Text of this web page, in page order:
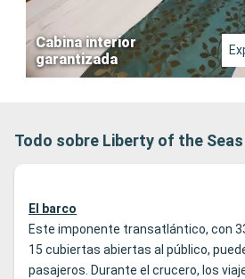
Cabina interior
garantizada
Todo sobre Liberty of the Seas
El barco
Este imponente transatlántico, con
15 cubiertas abiertas al público,
pasajeros. Durante el crucero, los